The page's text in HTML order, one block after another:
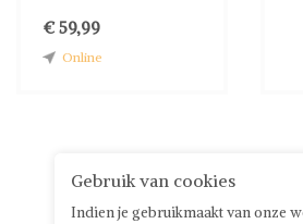
€ 59,99
Online
Gebruik van cookies
Indien je gebruikmaakt van onze